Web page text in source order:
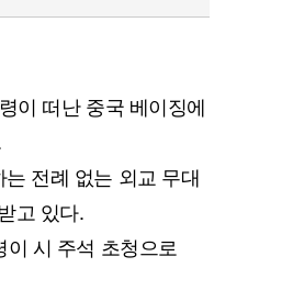
이 떠난 중국 베이징에
전례 없는 외교 무대
고 있다.
시 주석 초청으로